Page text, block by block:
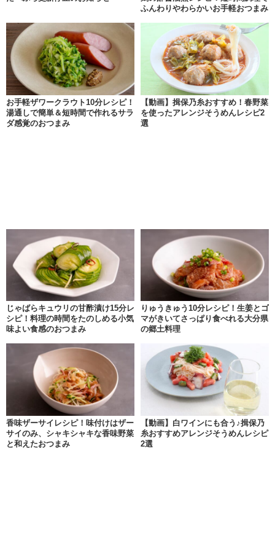
ふんわりやわらかいお手軽おつまみ
お手軽ザワークラウト10分レシピ！
湯通しで簡単＆短時間で作れるサラ
ダ感覚のおつまみ
【動画】揖保乃糸おすすめ！春野菜
を使ったアレンジそうめんレシピ2
選
じゃばらキュウリの甘酢漬け15分レ
シピ！料理の時間をたのしめる小気
味よい食感のおつまみ
りゅうきゅう10分レシピ！生姜とゴ
マがきいてさっぱり食べれる大分県
の郷土料理
香味ザーサイレシピ！味付けはザー
サイのみ、シャキシャキな香味野菜
と和えたおつまみ
【動画】白ワインにも合う♪揖保乃
糸おすすめアレンジそうめんレシピ
2選